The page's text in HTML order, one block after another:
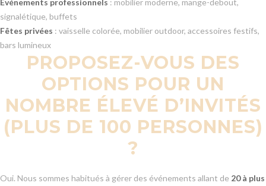
Événements professionnels : mobilier moderne, mange-debout,
signalétique, buffets
Fêtes privées : vaisselle colorée, mobilier outdoor, accessoires festifs,
bars lumineux
PROPOSEZ-VOUS DES
OPTIONS POUR UN
NOMBRE ÉLEVÉ D’INVITÉS
(PLUS DE 100 PERSONNES)
?
Oui. Nous sommes habitués à gérer des événements allant de 20 à plus